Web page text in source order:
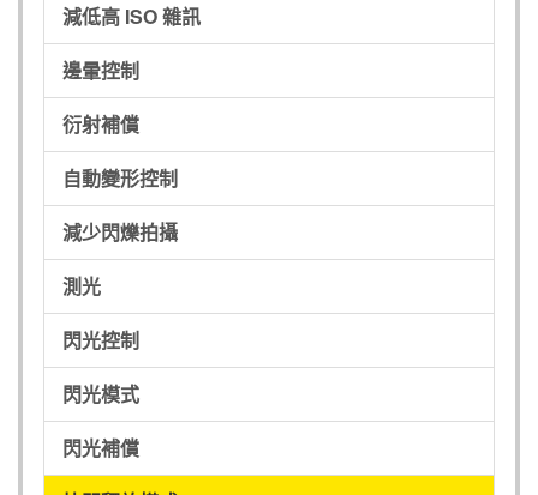
減低高 ISO 雜訊
邊暈控制
衍射補償
自動變形控制
減少閃爍拍攝
測光
閃光控制
閃光模式
閃光補償